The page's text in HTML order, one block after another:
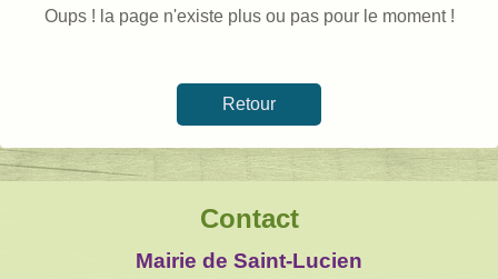
Oups ! la page n'existe plus ou pas pour le moment !
Retour
Contact
Mairie de Saint-Lucien